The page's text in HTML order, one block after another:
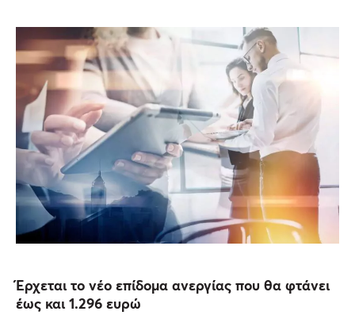
Έρχεται το νέο επίδομα ανεργίας που θα φτάνει
έως και 1.296 ευρώ